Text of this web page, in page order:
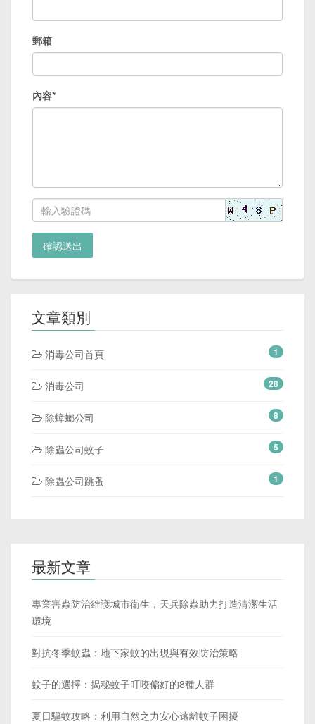
郵箱
內容*
確認送出
文章類別
消毒公司首頁 1
消毒公司 28
除蟑螂公司 8
除蟲公司蚊子 5
除蟲公司跳蚤 1
最新文章
專業害蟲防治維護城市衛生，天兵除蟲助力打造清潔生活
環境
對抗冬季蚊蟲：地下家蚊的出現與有效防治策略
蚊子的選擇：揭秘蚊子叮咬偏好的8種人群
夏日驅蚊攻略：利用自然之力安心遠離蚊子困擾